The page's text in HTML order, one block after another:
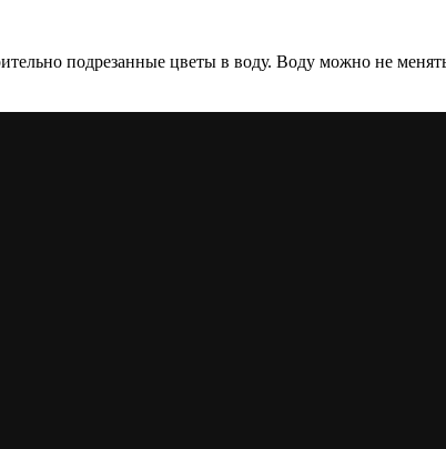
подрезанные цветы в воду. Воду можно не